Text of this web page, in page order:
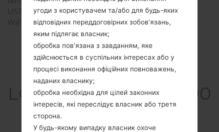
USB
microUSB 2.0
WiFi
-
Статті
LGGS390GO1(LGGS390
GO1) akaLG Prime
угоди з користувачем та/або для будь-яких
відповідних переддоговірних зобов’язань,
яким підлягає власник;
обробка пов’язана з завданням, яке
здійснюється в суспільних інтересах або у
процесі виконання офіційних повноважень,
наданих власнику;
обробка необхідна для цілей законних
інтересів, які переслідує власник або третя
сторона.
У будь-якому випадку власник охоче